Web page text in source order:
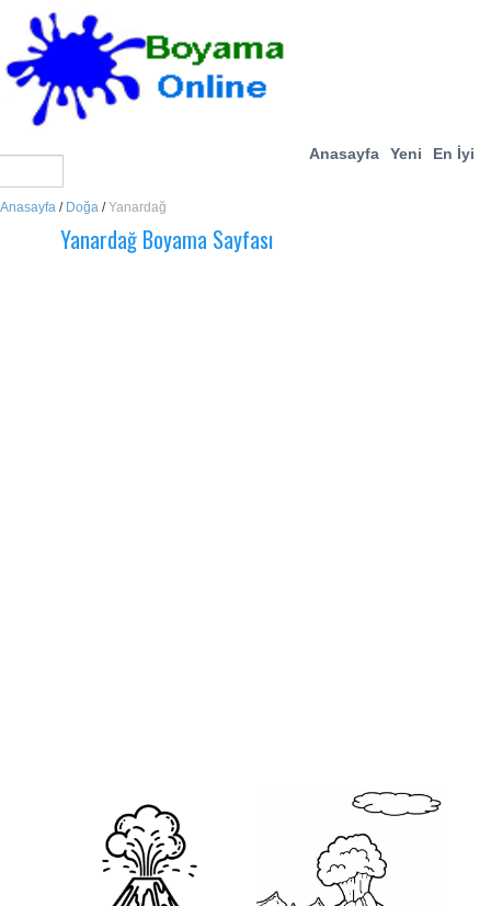
Anasayfa Yeni En İyi
Anasayfa / Doğa /Yanardağ
Yanardağ Boyama Sayfası